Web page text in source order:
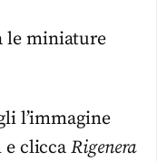
le miniature
l’immagine
e cliccaRigenera